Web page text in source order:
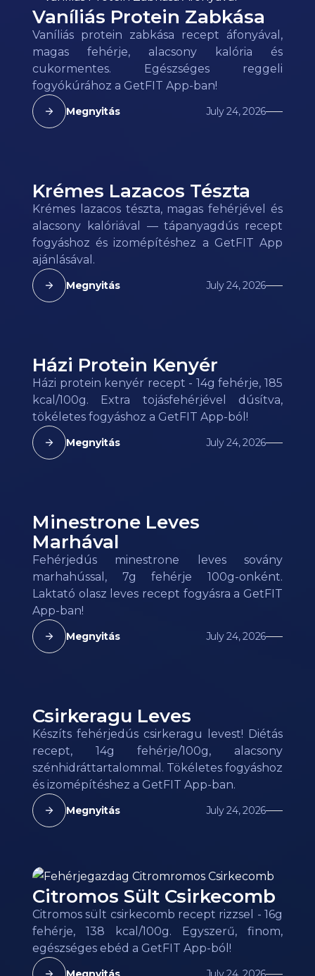
Vaníliás Protein Zabkása
Vaníliás protein zabkása recept áfonyával,
magas fehérje, alacsony kalória és
cukormentes. Egészséges reggeli
fogyókúrához a GetFIT App-ban!
Megnyitás July 24, 2026
Krémes Lazacos Tészta
Krémes lazacos tészta, magas fehérjével és
alacsony kalóriával — tápanyagdús recept
fogyáshoz és izomépítéshez a GetFIT App
ajánlásával.
Megnyitás July 24, 2026
Házi Protein Kenyér
Házi protein kenyér recept - 14g fehérje, 185
kcal/100g. Extra tojásfehérjével dúsítva,
tökéletes fogyáshoz a GetFIT App-ból!
Megnyitás July 24, 2026
Minestrone Leves
Marhával
Fehérjedús minestrone leves sovány
marhahússal, 7g fehérje 100g-onként.
Laktató olasz leves recept fogyásra a GetFIT
App-ban!
Megnyitás July 24, 2026
Csirkeragu Leves
Készíts fehérjedús csirkeragu levest! Diétás
recept, 14g fehérje/100g, alacsony
szénhidráttartalommal. Tökéletes fogyáshoz
és izomépítéshez a GetFIT App-ban.
Megnyitás July 24, 2026
Citromos Sült Csirkecomb
Citromos sült csirkecomb recept rizzsel - 16g
fehérje, 138 kcal/100g. Egyszerű, finom,
egészséges ebéd a GetFIT App-ból!